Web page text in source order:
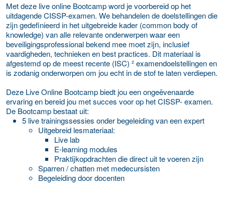
Met deze live online Bootcamp word je voorbereid op het
uitdagende CISSP-examen. We behandelen de doelstellingen die
zijn gedefinieerd in het uitgebreide kader (common body of
knowledge) van alle relevante onderwerpen waar een
beveiligingsprofessional bekend mee moet zijn, inclusief
vaardigheden, technieken en best practices. Dit materiaal is
afgestemd op de meest recente (ISC) ² examendoelstellingen en
is zodanig onderworpen om jou echt in de stof te laten verdiepen.
Deze Live Online Bootcamp biedt jou een ongeëvenaarde
ervaring en bereid jou met succes voor op het CISSP- examen.
De Bootcamp bestaat uit:
5 live trainingssessies onder begeleiding van een expert
Uitgebreid lesmateriaal:
Live lab
E-learning modules
Praktijkopdrachten die direct uit te voeren zijn
Sparren / chatten met medecursisten
Begeleiding door docenten